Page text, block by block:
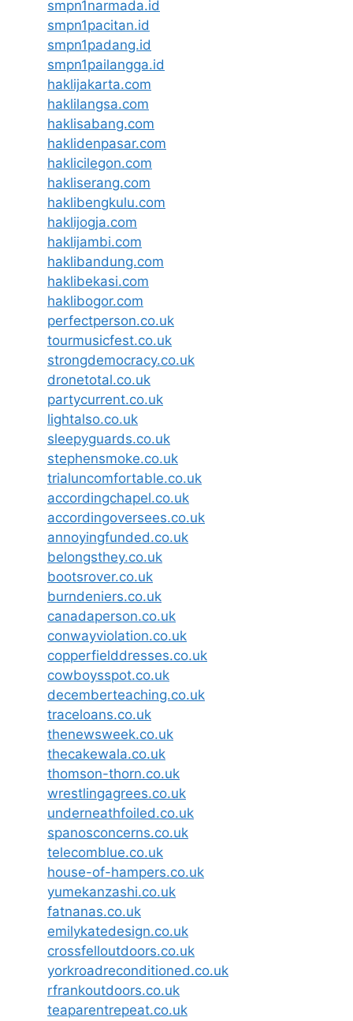
smpn1narmada.id
smpn1pacitan.id
smpn1padang.id
smpn1pailangga.id
haklijakarta.com
haklilangsa.com
haklisabang.com
haklidenpasar.com
haklicilegon.com
hakliserang.com
haklibengkulu.com
haklijogja.com
haklijambi.com
haklibandung.com
haklibekasi.com
haklibogor.com
perfectperson.co.uk
tourmusicfest.co.uk
strongdemocracy.co.uk
dronetotal.co.uk
partycurrent.co.uk
lightalso.co.uk
sleepyguards.co.uk
stephensmoke.co.uk
trialuncomfortable.co.uk
accordingchapel.co.uk
accordingoversees.co.uk
annoyingfunded.co.uk
belongsthey.co.uk
bootsrover.co.uk
burndeniers.co.uk
canadaperson.co.uk
conwayviolation.co.uk
copperfielddresses.co.uk
cowboysspot.co.uk
decemberteaching.co.uk
traceloans.co.uk
thenewsweek.co.uk
thecakewala.co.uk
thomson-thorn.co.uk
wrestlingagrees.co.uk
underneathfoiled.co.uk
spanosconcerns.co.uk
telecomblue.co.uk
house-of-hampers.co.uk
yumekanzashi.co.uk
fatnanas.co.uk
emilykatedesign.co.uk
crossfelloutdoors.co.uk
yorkroadreconditioned.co.uk
rfrankoutdoors.co.uk
teaparentrepeat.co.uk